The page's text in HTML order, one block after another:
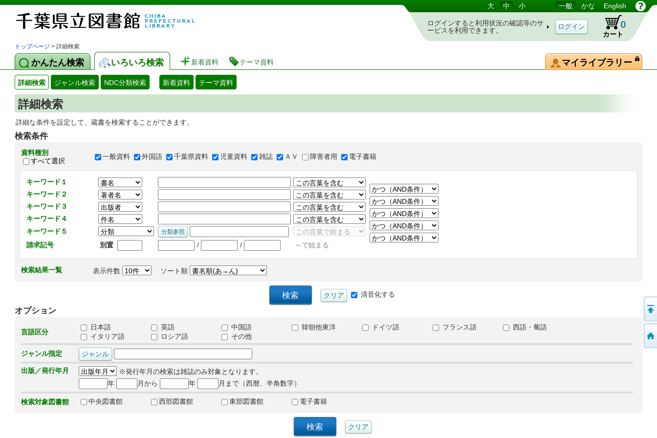
図書館 蔵書検索・予約システム 大 中 小 一般 かな English
ログインすると利用状況の確認等のサ
ービスを利用できます。
カート
0
トップページ > 詳細検索
かんたん検索 いろいろ検索 新着資料 テーマ資料 マイライブラリー
詳細検索 ジャンル検索 NDC分類検索 新着資料 テーマ資料
詳細検索
詳細な条件を設定して、蔵書を検索することができます。
検索条件
資料種別
すべて選択
一般資料 外国語 千葉県資料 児童資料 雑誌 ＡＶ 障害者用 電子書籍
キーワード１
キーワード２
キーワード３
キーワード４
キーワード５
請求記号
別置 / / ～で始まる
検索結果一覧 表示件数 ソート順
清音化する
オプション
言語区分
日本語 英語 中国語 韓朝他東洋 ドイツ語 フランス語
西語・葡語
イタリア語
ロシア語 その他
ジャンル指定
出版／発行年月
※発行年月の検索は雑誌のみ対象となります。
年
月から 年 月まで（西暦、半角数字）
検索対象図書館 中央図書館 西部図書館 東部図書館 電子書籍